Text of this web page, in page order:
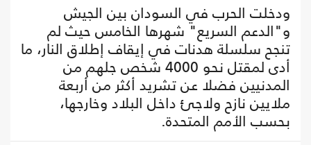
ودخلت الحرب في السودان بين الجيش
و"الدعم السريع" شهرها الخامس حيث لم
تنجح سلسلة هدنات في إيقاف إطلاق النار، ما
أدى لمقتل نحو 4000 شخص جلهم من
المدنيين فضلا عن تشريد أكثر من أربعة
ملايين نازح ولاجئ داخل البلاد وخارجها،
بحسب الأمم المتحدة.